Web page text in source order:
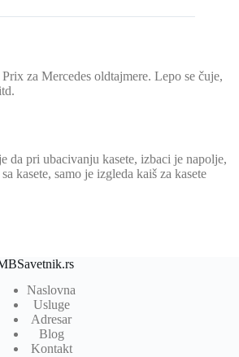
za Mercedes oldtajmere. Lepo se čuje,
da pri ubacivanju kasete, izbaci je napolje,
kasete, samo je izgleda kaiš za kasete
Naslovna
Usluge
Adresar
Blog
Kontakt